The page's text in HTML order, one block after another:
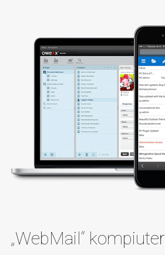
„WebMail“